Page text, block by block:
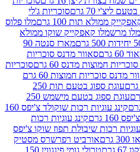
סוכריות ג'לי
100 גרם
מלו פלוס
שוקו ממולא
מארז סנטה 90
מדנס סוכריות
60 גרם
סוכריות
סאוור מדנס סוכריות חמוצות 60 גרם
עוגת ספוג בטעם תות 250
עוגת ספוג בטעם מישמש 250
קינג עוגיות רכות שוקולד צ'יפס 160
קינג עוגיות רכות
שיבולת תפוז שוקו צ'יפס
רפרשרס מסטיק
טרולי גומי פינגווין 150